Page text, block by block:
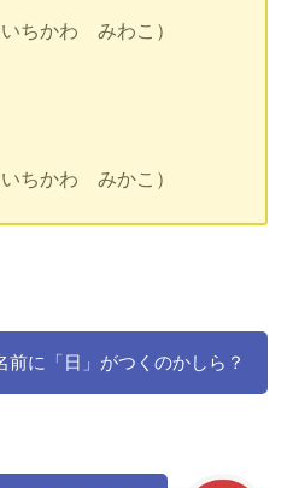
ちかわ みわこ）
いちかわ みかこ）
前に「日」がつくのかしら？